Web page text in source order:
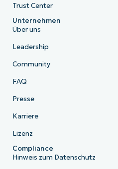
Trust Center
Unternehmen
Über uns
Leadership
Community
FAQ
Presse
Karriere
Lizenz
Compliance
Hinweis zum Datenschutz